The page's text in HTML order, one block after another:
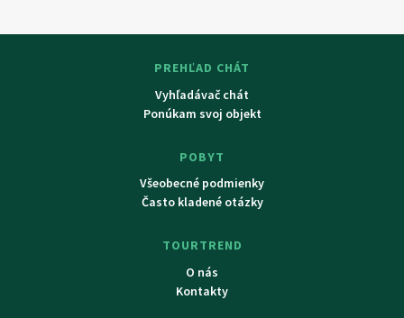
PREHĽAD CHÁT
Vyhľadávač chát
Ponúkam svoj objekt
POBYT
Všeobecné podmienky
Často kladené otázky
TOURTREND
O nás
Kontakty